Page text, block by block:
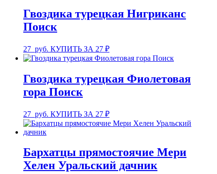
Гвоздика турецкая Нигриканс
Поиск
27 руб. КУПИТЬ ЗА 27 ₽
Гвоздика турецкая Фиолетовая
гора Поиск
27 руб. КУПИТЬ ЗА 27 ₽
Бархатцы прямостоячие Мери
Хелен Уральский дачник